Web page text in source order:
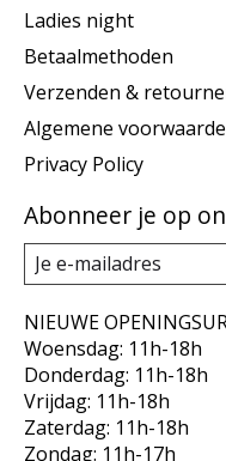
Ladies night
Betaalmethoden
Verzenden &
Algemene
Privacy Policy
Abonneer je op
NIEUWE
Woensdag: 11h-18h
Donderdag: 11h-18h
Vrijdag: 11h-18h
Zaterdag: 11h-18h
Zondag: 11h-17h